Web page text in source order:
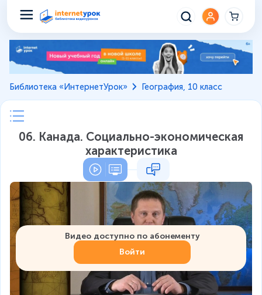
Библиотека «ИнтернетУрок» География, 10 класс
06. Канада. Социально-экономическая
характеристика
Видео доступно по абонементу
Войти